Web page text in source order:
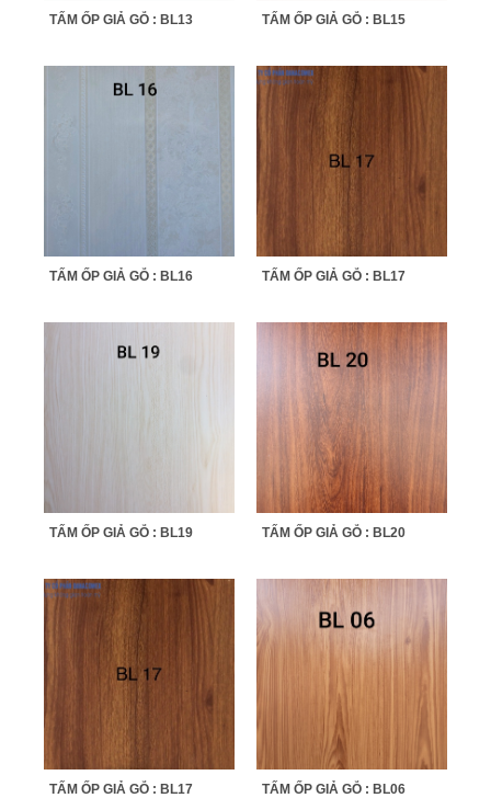
TẤM ỐP GIẢ GỖ : BL13 TẤM ỐP GIẢ GỖ : BL15
TẤM ỐP GIẢ GỖ : BL16 TẤM ỐP GIẢ GỖ : BL17
TẤM ỐP GIẢ GỖ : BL19 TẤM ỐP GIẢ GỖ : BL20
TẤM ỐP GIẢ GỖ : BL17 TẤM ỐP GIẢ GỖ : BL06